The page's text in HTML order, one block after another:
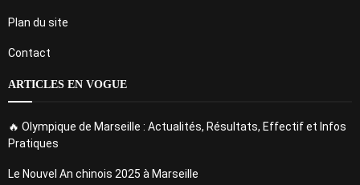
Plan du site
Contact
ARTICLES EN VOGUE
🔥 Olympique de Marseille : Actualités, Résultats, Effectif et Infos
Pratiques
Le Nouvel An chinois 2025 à Marseille